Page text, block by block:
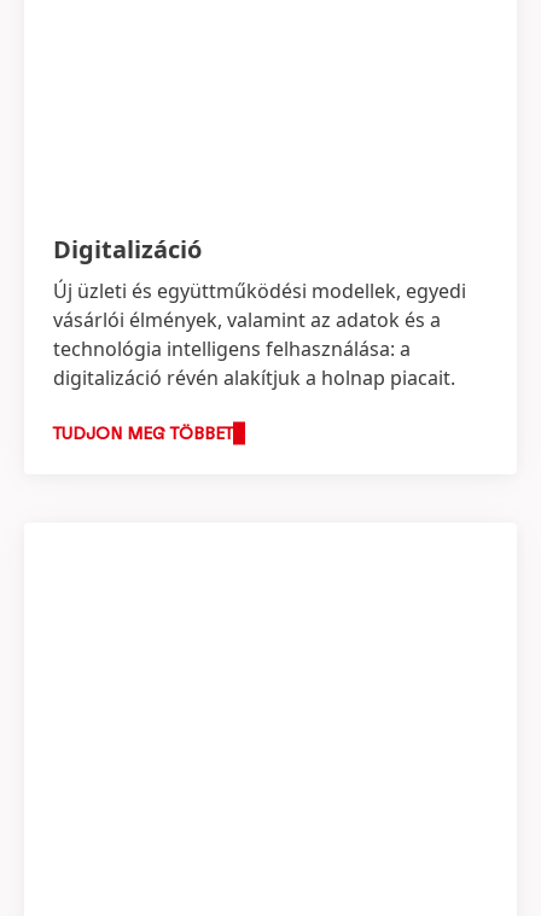
Digitalizáció
Új üzleti és együttműködési modellek, egyedi
vásárlói élmények, valamint az adatok és a
technológia intelligens felhasználása: a
digitalizáció révén alakítjuk a holnap piacait.
TUDJON MEG TÖBBET